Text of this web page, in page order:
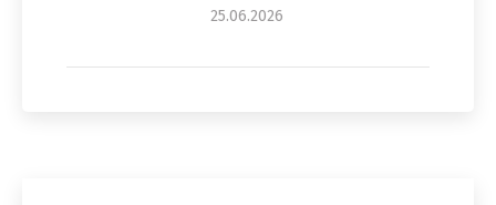
25.06.2026